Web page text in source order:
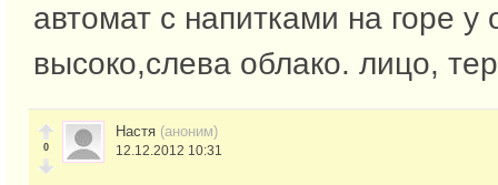
автомат с напитками на горе у
высоко,слева облако. лицо,
0
Настя (аноним)
12.12.2012 10:31